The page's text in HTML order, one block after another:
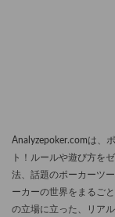
Analyzepoker.comは、
ト！ルールや遊び方を
法、話題のポーカーツ
ーカーの世界をまるご
の立場に立った、リア